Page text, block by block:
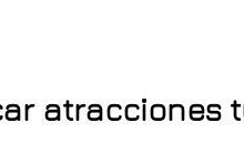
atracciones